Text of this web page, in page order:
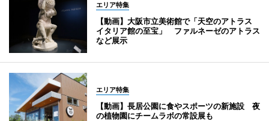
エリア特集
【動画】大阪市立美術館で「天空のアトラス
イタリア館の至宝」 ファルネーゼのアトラス
など展示
エリア特集
【動画】長居公園に食やスポーツの新施設 夜
の植物園にチームラボの常設展も